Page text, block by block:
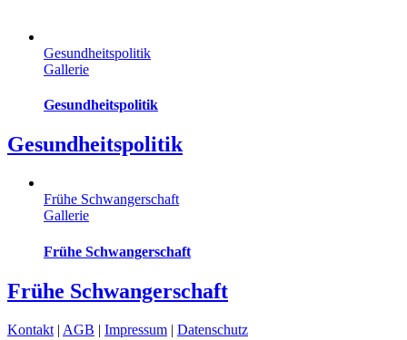
Gesundheitspolitik
Gallerie
Gesundheitspolitik
Gesundheitspolitik
Frühe Schwangerschaft
Gallerie
Frühe Schwangerschaft
Frühe Schwangerschaft
Kontakt | AGB | Impressum | Datenschutz